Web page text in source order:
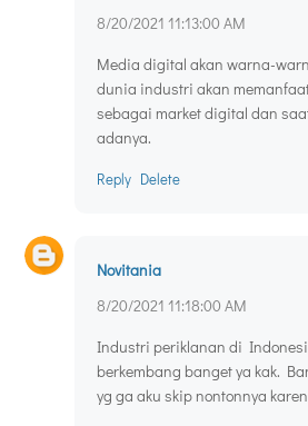
8/20/2021 11:13:00 AM
Media digital akan warna-
dunia industri akan
sebagai market digital dan
adanya.
Reply Delete
Novitania
8/20/2021 11:18:00 AM
Industri periklanan di
berkembang banget ya kak.
yg ga aku skip nontonnya